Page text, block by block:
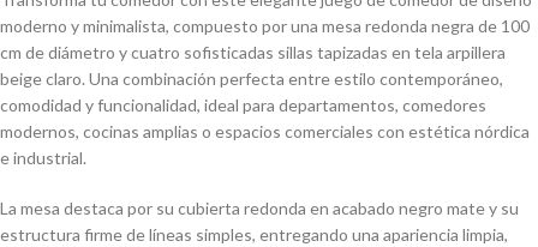
moderno y minimalista, compuesto por una mesa redonda negra de 100
cm de diámetro y cuatro sofisticadas sillas tapizadas en tela arpillera
beige claro. Una combinación perfecta entre estilo contemporáneo,
comodidad y funcionalidad, ideal para departamentos, comedores
modernos, cocinas amplias o espacios comerciales con estética nórdica
e industrial.
La mesa destaca por su cubierta redonda en acabado negro mate y su
estructura firme de líneas simples, entregando una apariencia limpia,